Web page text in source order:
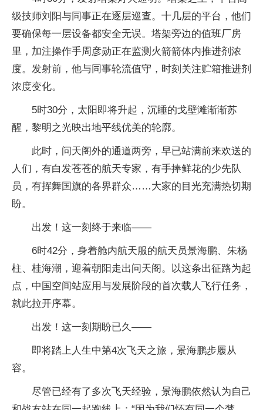
级技师刘阳与同事正在逐层巡查。十几层的平台，他们
要确保每一层设备都安全无误。塔架旁边的值班厂房
里，加注操作手周彦勋正在监测火箭箭体内推进剂浓
度。发射前，他与同事轮流值守，时刻关注贮箱推进剂
浓度变化。
5时30分，太阳即将升起，沉睡的戈壁滩渐渐苏
醒，黎明之光映出地平线优美的轮廓。
此时，问天阁外的通道两旁，早已站满前来欢送的
人们，有白发苍苍的航天专家，有手捧鲜花的少先队
员，有挥舞国旗的各界群众……大家的目光充满热切期
盼。
出发！这一刻终于来临——
6时42分，身着舱内航天服的航天员景海鹏、朱杨
柱、桂海潮，迎着朝阳走出问天阁。以这条出征路为起
点，中国空间站应用与发展阶段的首次载人飞行任务，
就此拉开序幕。
出发！这一刻期盼已久——
即将踏上人生中第4次飞天之旅，景海鹏步履从
容。
尽管已经有了多次飞天经验，景海鹏依然认为自己